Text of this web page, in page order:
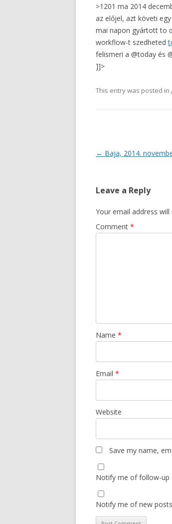
>1201 ma 2014
az előjel, azt követi
mai napon gyártott to
workflow-t szedheted
felismeri a @today és
]]>
This entry was posted in
Post
← Baja, 2014.
Leave a Reply
Your email address
Comment *
Name *
Email *
Website
Save my name,
Notify me of follow-up
Notify me of new